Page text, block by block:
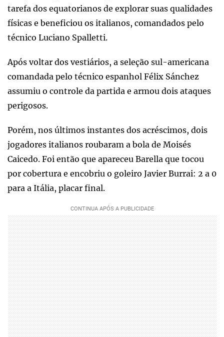
tarefa dos equatorianos de explorar suas qualidades
físicas e beneficiou os italianos, comandados pelo
técnico Luciano Spalletti.
Após voltar dos vestiários, a seleção sul-americana
comandada pelo técnico espanhol Félix Sánchez
assumiu o controle da partida e armou dois ataques
perigosos.
Porém, nos últimos instantes dos acréscimos, dois
jogadores italianos roubaram a bola de Moisés
Caicedo. Foi então que apareceu Barella que tocou
por cobertura e encobriu o goleiro Javier Burrai: 2 a 0
para a Itália, placar final.